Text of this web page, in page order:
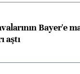
Bayer'e
aştı